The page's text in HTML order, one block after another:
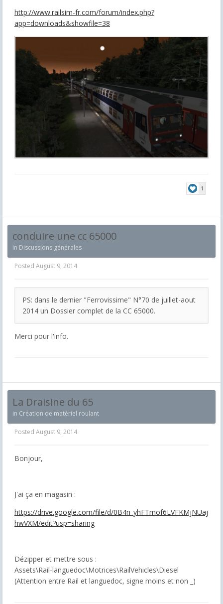
http://www.railsim-fr.com/forum/index.php?
app=downloads&showfile=38
1
conduire une cc 65000
in Discussions générales
Posted August 9, 2014
PS: dans le dernier "Ferrovissime" N°70 de juillet-aout
2014 un Dossier complet de la CC 65000.
Merci pour l'info.
La Draisine du 65
in Création de matériel roulant
Posted August 9, 2014
Bonjour,
J'ai ça en magasin :
https://drive.google.com/file/d/0B4n_yhFTmof6LVFKMjNUaj
hwVXM/edit?usp=sharing
Dézipper et mettre sous :
Assets\Rail-languedoc\Motrices\RailVehicles\Diesel
(Attention entre Rail et languedoc, signe moins et non _)